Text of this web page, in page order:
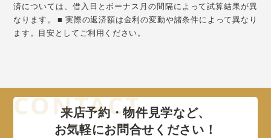
済については、借入日とボーナス月の間隔によって試算結果が異
なります。 ■ 実際の返済額は金利の変動や諸条件によって異なり
ます。目安としてご利用ください。
来店予約・物件見学など、
お気軽にお問合せください！